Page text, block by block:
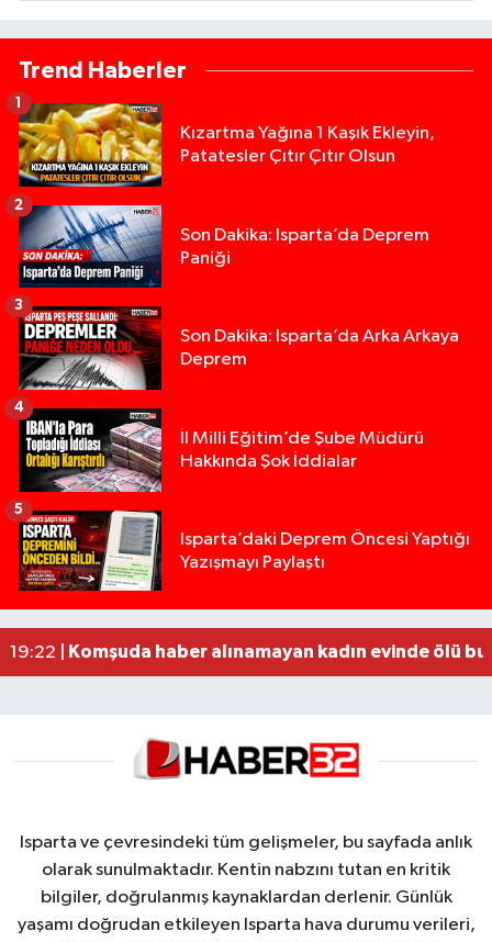
Trend Haberler
Kızartma Yağına 1 Kaşık Ekleyin,
Patatesler Çıtır Çıtır Olsun
1
Son Dakika: Isparta’da Deprem
Paniği
2
Son Dakika: Isparta’da Arka Arkaya
Deprem
3
İl Milli Eğitim’de Şube Müdürü
Hakkında Şok İddialar
4
Isparta’daki Deprem Öncesi Yaptığı
Yazışmayı Paylaştı
5
13:00 |Yığılca'da kardeşler arasındaki silahlı kavgada
12:48 |Tur teknesi çalışanlarının birbirine girdiği kavga
02:26 |MOTOSİKLETLE ÇARPIŞAN OTOMOBİL GÜL
19:22 |
Komşuda haber alınamayan kadın evinde ölü
Isparta ve çevresindeki tüm gelişmeler, bu sayfada anlık
olarak sunulmaktadır. Kentin nabzını tutan en kritik
bilgiler, doğrulanmış kaynaklardan derlenir. Günlük
yaşamı doğrudan etkileyen Isparta hava durumu verileri,